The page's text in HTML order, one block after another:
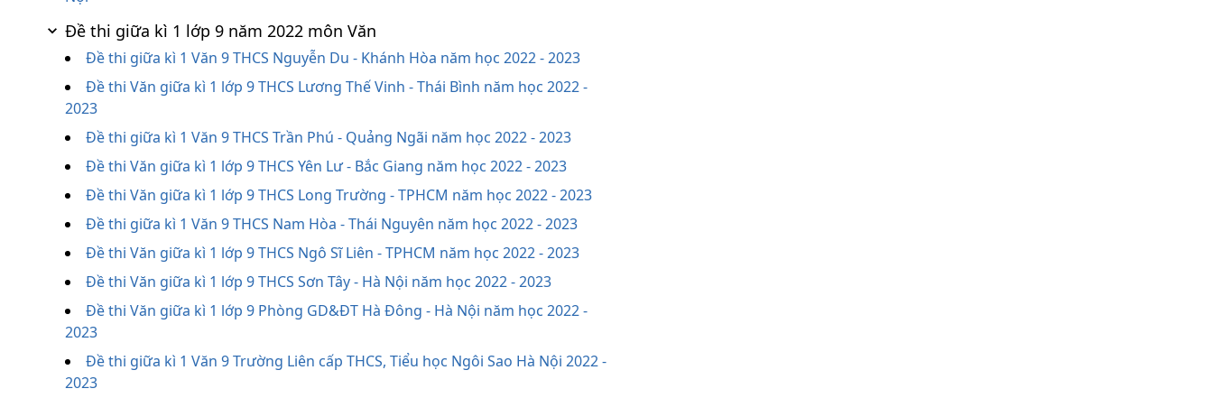
Đề thi giữa kì 1 lớp 9 năm 2022 môn Văn
Đề thi giữa kì 1 Văn 9 THCS Nguyễn Du - Khánh Hòa năm học 2022 - 2023
Đề thi Văn giữa kì 1 lớp 9 THCS Lương Thế Vinh - Thái Bình năm học 2022 -
2023
Đề thi giữa kì 1 Văn 9 THCS Trần Phú - Quảng Ngãi năm học 2022 - 2023
Đề thi Văn giữa kì 1 lớp 9 THCS Yên Lư - Bắc Giang năm học 2022 - 2023
Đề thi Văn giữa kì 1 lớp 9 THCS Long Trường - TPHCM năm học 2022 - 2023
Đề thi giữa kì 1 Văn 9 THCS Nam Hòa - Thái Nguyên năm học 2022 - 2023
Đề thi Văn giữa kì 1 lớp 9 THCS Ngô Sĩ Liên - TPHCM năm học 2022 - 2023
Đề thi Văn giữa kì 1 lớp 9 THCS Sơn Tây - Hà Nội năm học 2022 - 2023
Đề thi Văn giữa kì 1 lớp 9 Phòng GD&ĐT Hà Đông - Hà Nội năm học 2022 -
2023
Đề thi giữa kì 1 Văn 9 Trường Liên cấp THCS, Tiểu học Ngôi Sao Hà Nội 2022 -
2023